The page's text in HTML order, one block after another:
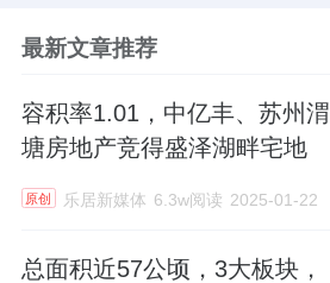
最新文章推荐
容积率1.01，中亿丰、苏州渭
塘房地产竞得盛泽湖畔宅地
原创 乐居新媒体 6.3w阅读 2025-01-22
总面积近57公顷，3大板块，